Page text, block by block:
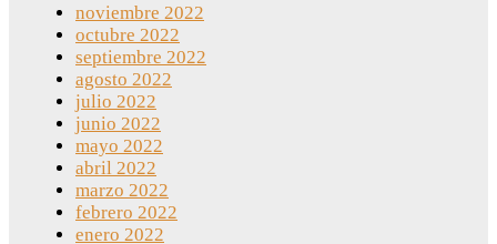
noviembre 2022
octubre 2022
septiembre 2022
agosto 2022
julio 2022
junio 2022
mayo 2022
abril 2022
marzo 2022
febrero 2022
enero 2022